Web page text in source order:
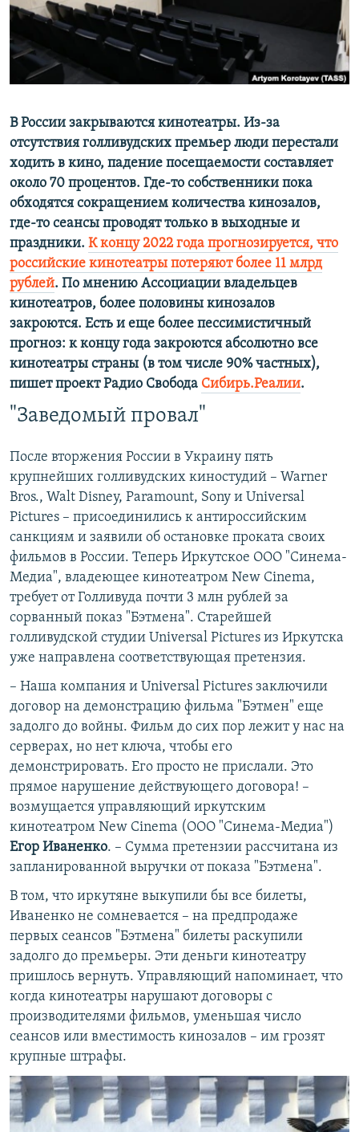
ПОБЕДИТЕЛЕЙ НЕ СУДЯТ?
КРЫМ.НЕПОКОРЕННЫЙ
ELIFBE
ПРИСОЕДИНЯЙТЕСЬ!
Все сайты RFE/RL
В России закрываются кинотеатры. Из-за
отсутствия голливудских премьер люди перестали
ходить в кино, падение посещаемости составляет
около 70 процентов. Где-то собственники пока
обходятся сокращением количества кинозалов,
где-то сеансы проводят только в выходные и
праздники. К концу 2022 года прогнозируется, что
российские кинотеатры потеряют более 11 млрд
рублей. По мнению Ассоциации владельцев
кинотеатров, более половины кинозалов
закроются. Есть и еще более пессимистичный
прогноз: к концу года закроются абсолютно все
кинотеатры страны (в том числе 90% частных),
пишет проект Радио Свобода Сибирь.Реалии.
"Заведомый провал"
После вторжения России в Украину пять
крупнейших голливудских киностудий – Warner
Bros., Walt Disney, Paramount, Sony и Universal
Pictures – присоединились к антироссийским
санкциям и заявили об остановке проката своих
фильмов в России. Теперь Иркутское ООО "Синема-
Медиа", владеющее кинотеатром New Cinema,
требует от Голливуда почти 3 млн рублей за
сорванный показ "Бэтмена". Старейшей
голливудской студии Universal Pictures из Иркутска
уже направлена соответствующая претензия.
– Наша компания и Universal Pictures заключили
договор на демонстрацию фильма "Бэтмен" еще
задолго до войны. Фильм до сих пор лежит у нас на
серверах, но нет ключа, чтобы его
демонстрировать. Его просто не прислали. Это
прямое нарушение действующего договора! –
возмущается управляющий иркутским
кинотеатром New Cinema (ООО "Синема-Медиа")
Егор Иваненко. – Сумма претензии рассчитана из
запланированной выручки от показа "Бэтмена".
В том, что иркутяне выкупили бы все билеты,
Иваненко не сомневается – на предпродаже
первых сеансов "Бэтмена" билеты раскупили
задолго до премьеры. Эти деньги кинотеатру
пришлось вернуть. Управляющий напоминает, что
когда кинотеатры нарушают договоры с
производителями фильмов, уменьшая число
сеансов или вместимость кинозалов – им грозят
крупные штрафы.